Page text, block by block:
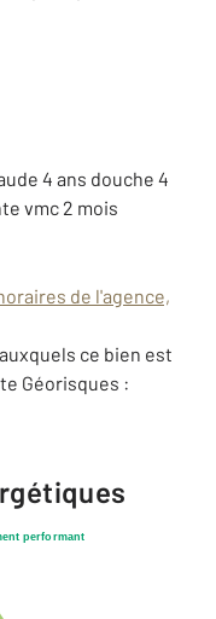
4 ans douche 4
vmc 2 mois
de l'agence,
ce bien est
Géorisques :
performant